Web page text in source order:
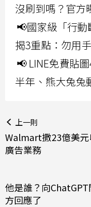
沒刷到嗎？官方
📢國家級「行動
揭3重點：勿用
📢 LINE免費貼
半年、熊大兔兔
上一則
Walmart撒23億美
廣告業務
他是誰？向
方回應了